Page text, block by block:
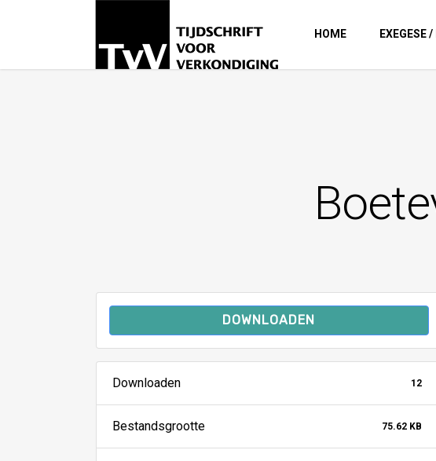
HOME EXEGESE
DOWNLOADEN
Downloaden 12
Bestandsgrootte 75.62 KB